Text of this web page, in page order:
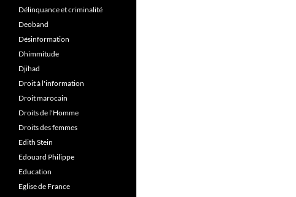
Délinquance et criminalité
Deoband
Désinformation
Dhimmitude
Djihad
Droit à l'information
Droit marocain
Droits de l'Homme
Droits des femmes
Edith Stein
Edouard Philippe
Education
Eglise de France